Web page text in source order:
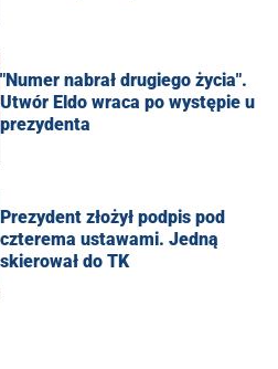
"Numer nabrał drugiego życia".
Utwór Eldo wraca po występie u
prezydenta
Prezydent złożył podpis pod
czterema ustawami. Jedną
skierował do TK